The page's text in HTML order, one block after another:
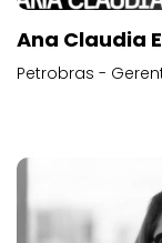
Ana Claudia
Petrobras -